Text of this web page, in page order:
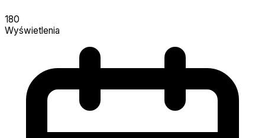
180
Wyświetlenia